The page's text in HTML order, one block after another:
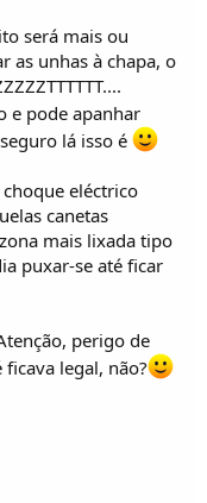
será mais ou
as unhas à chapa, o
e pode apanhar
lá isso é
eléctrico
canetas
mais lixada tipo
puxar-se até ficar
perigo de
legal, não?